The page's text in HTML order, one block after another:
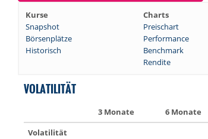
Kurse Charts
Snapshot
Preischart
Börsenplätze
Performance
Historisch
Benchmark
Rendite
VOLATILITÄT
3 Monate 6 Monate
Volatilität